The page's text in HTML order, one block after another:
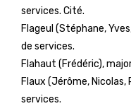
services. Cité.
Flageul (Stéphane,
de services.
Flahaut (Frédéric),
Flaux (Jérôme,
services.